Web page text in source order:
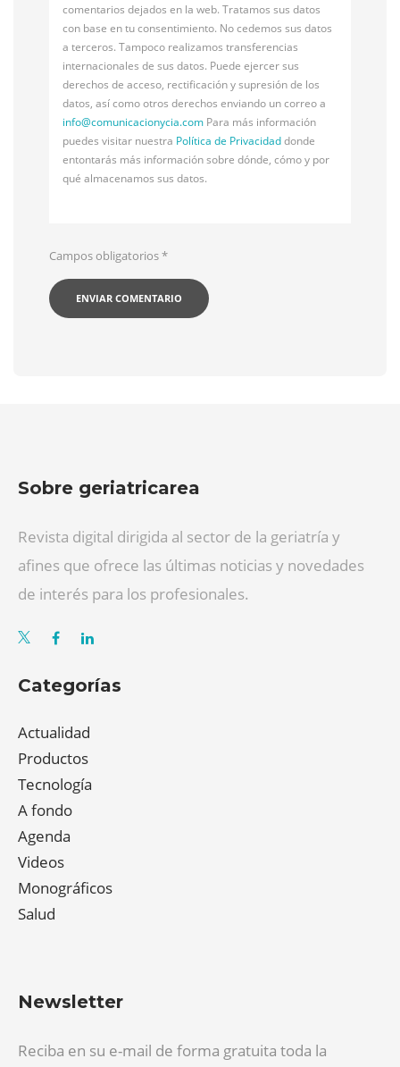
comentarios dejados en la web. Tratamos sus datos
con base en tu consentimiento. No cedemos sus datos
a terceros. Tampoco realizamos transferencias
internacionales de sus datos. Puede ejercer sus
derechos de acceso, rectificación y supresión de los
datos, así como otros derechos enviando un correo a
info@comunicacionycia.com Para más información
puedes visitar nuestra Política de Privacidaddonde
entontarás más información sobre dónde, cómo y por
qué almacenamos sus datos.
Campos obligatorios*
Sobre geriatricarea
Revista digital dirigida al sector de la geriatría y
afines que ofrece las últimas noticias y novedades
de interés para los profesionales.
Categorías
Actualidad
Productos
Tecnología
A fondo
Agenda
Videos
Monográficos
Salud
Newsletter
Reciba en su e-mail de forma gratuita toda la